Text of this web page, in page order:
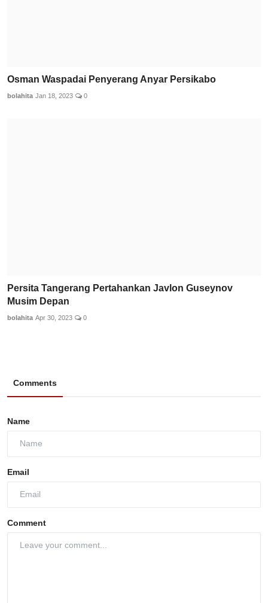
Osman Waspadai Penyerang Anyar Persikabo
bolahita Jan 18, 2023 0
Persita Tangerang Pertahankan Javlon Guseynov
Musim Depan
bolahita Apr 30, 2023 0
Comments
Name
Email
Comment